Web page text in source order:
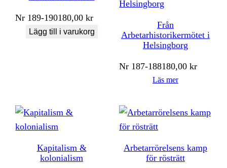
Nr 189-190180,00kr
Lägg till i varukorg
Från
Arbetarhistorikermötet i
Helsingborg
Nr 187-188180,00kr
Läs mer
Kapitalism &
kolonialism
Arbetarrörelsens kamp
för rösträtt